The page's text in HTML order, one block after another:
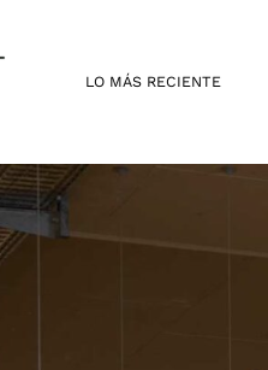
LO MÁS RECIENTE